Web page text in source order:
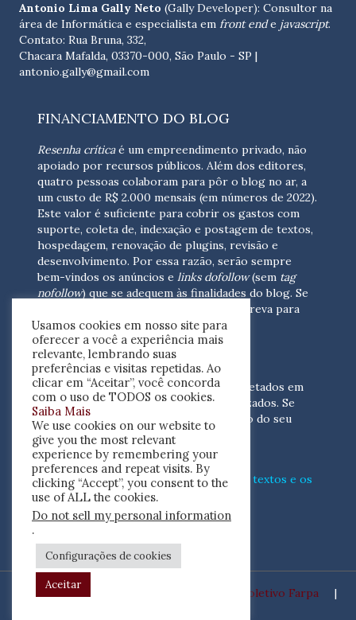
Antonio Lima Gally Neto (Gally Developer): Consultor na
área de Informática e especialista em front ende javascript.
Contato: Rua Bruna, 332,
Chacara Mafalda, 03370-000, São Paulo - SP |
antonio.gally@gmail.com
FINANCIAMENTO DO BLOG
Resenha críticaé um empreendimento privado, não
apoiado por recursos públicos. Além dos editores,
quatro pessoas colaboram para pôr o blog no ar, a
um custo de R$ 2.000 mensais (em números de 2022).
Este valor é suficiente para cobrir os gastos com
suporte, coleta de, indexação e postagem de textos,
hospedagem, renovação de plugins, revisão e
desenvolvimento. Por essa razão, serão sempre
bem-vindos os anúncios e links dofollow(sem tag
nofollow) que se adequem às finalidades do blog. Se
escreva para
nós(contato@resenhacritica.com.br)
FONTES E ACERVO
As resenhas, dossiês e sumários são coletados em
periódicos acadêmicos e sites especializados. Se
você tem interesse em divulgar o acervo do seu
periódico, escreva para nós
(contato@resenhacritica.com.br)
Conheça omodocomo processamos os textos e os
índicesdisponibilizados neste blog.
ISSN 2764-0302
Coletivo Farpa |
Usamos cookies em nosso site para
oferecer a você a experiência mais
relevante, lembrando suas
preferências e visitas repetidas. Ao
clicar em “Aceitar”, você concorda
com o uso de TODOS os cookies.
Saiba Mais
We use cookies on our website to
give you the most relevant
experience by remembering your
preferences and repeat visits. By
clicking “Accept”, you consent to the
use of ALL the cookies.
Do not sell my personal information
.
Configurações de cookies
Aceitar